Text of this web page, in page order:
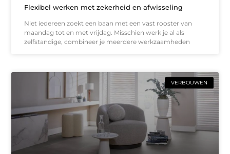
Flexibel werken met zekerheid en afwisseling
Niet iedereen zoekt een baan met een vast rooster van
maandag tot en met vrijdag. Misschien werk je al als
zelfstandige, combineer je meerdere werkzaamheden
VERBOUWEN